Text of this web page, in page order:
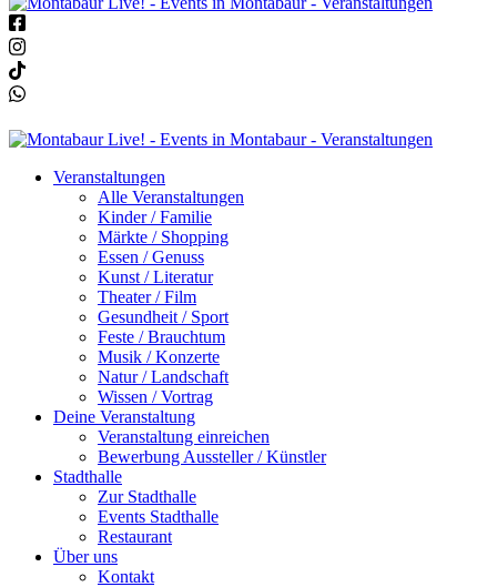
Veranstaltungen
Alle Veranstaltungen
Kinder / Familie
Märkte / Shopping
Essen / Genuss
Kunst / Literatur
Theater / Film
Gesundheit / Sport
Feste / Brauchtum
Musik / Konzerte
Natur / Landschaft
Wissen / Vortrag
Deine Veranstaltung
Veranstaltung einreichen
Bewerbung Aussteller / Künstler
Stadthalle
Zur Stadthalle
Events Stadthalle
Restaurant
Über uns
Kontakt